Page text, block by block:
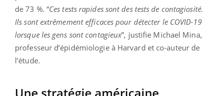
de 73 %. “Ces tests rapides sont des tests de contagiosité.
Ils sont extrêmement efficaces pour détecter le COVID-19
lorsque les gens sont contagieux”, justifie Michael Mina,
professeur d’épidémiologie à Harvard et co-auteur de
l’étude.